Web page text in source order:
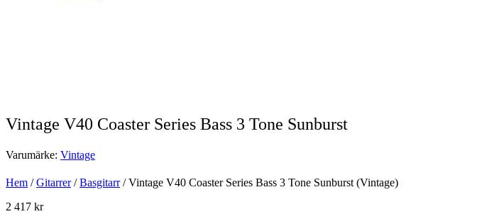
Vintage V40 Coaster Series Bass 3 Tone Sunburst
Varumärke: Vintage
Hem /Gitarrer/Basgitarr/ Vintage V40 Coaster Series Bass 3 Tone Sunburst (Vintage)
2 417 kr